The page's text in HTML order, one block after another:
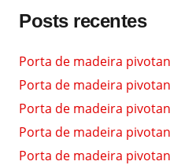
Posts recentes
Porta de madeira
Porta de madeira
Porta de madeira
Porta de madeira
Porta de madeira